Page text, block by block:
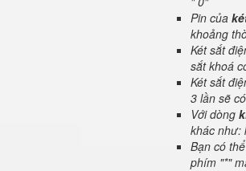
Pin của
khoảng
Két sắt
sắt khoá
Két sắt
3 lần sẽ
Với dòng
khác như:
Bạn có
phím "*"